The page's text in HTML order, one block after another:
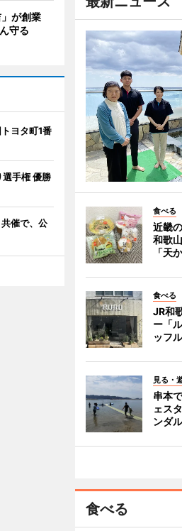
食べる
近畿
和歌
「天
食べる
JR和
ー「
ッフ
見る・
串本
ェス
ンダ
食べる
が創業
守る
ヨタ町1番
手権 優勝
催で、公